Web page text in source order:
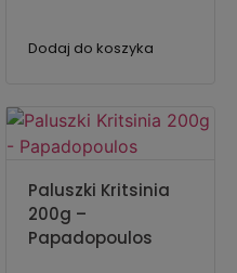
Dodaj do koszyka
Paluszki Kritsinia
200g –
Papadopoulos